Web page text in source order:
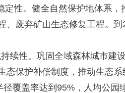
。健全自然保护地体系，
、废弃矿山生态修复工程。
性。巩固全域森林城市建设
态保护补偿制度，推动生态
覆盖率达到95%，人均公园